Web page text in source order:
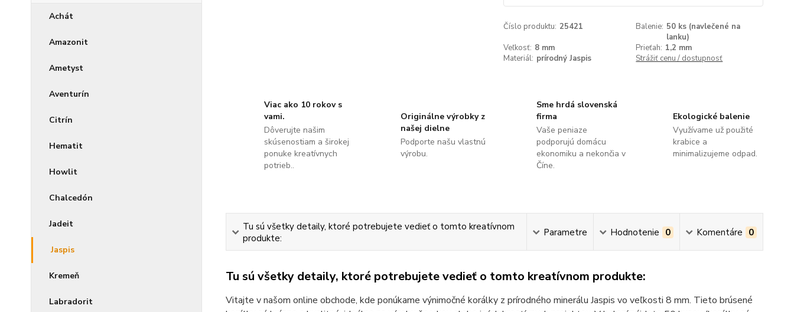
Achát
Amazonit
Ametyst
Aventurín
Citrín
Hematit
Howlit
Chalcedón
Jadeit
Jaspis
Kremeň
Labradorit
Číslo produktu: 25421 Balenie: 50 ks (navlečené na
lanku)
Veľkosť: 8 mm Prieťah: 1,2 mm
Materiál: prírodný Jaspis Strážiť cenu / dostupnosť
Viac ako 10 rokov s
vami.
Dôverujte našim
skúsenostiam a širokej
ponuke kreatívnych
potrieb..
Originálne výrobky z
našej dielne
Podporte našu vlastnú
výrobu.
Sme hrdá slovenská
firma
Vaše peniaze
podporujú domácu
ekonomiku a nekončia v
Číne.
Ekologické balenie
Využívame už použité
krabice a
minimalizujeme odpad.
Tu sú všetky detaily, ktoré potrebujete vedieť o tomto kreatívnom
produkte:
Parametre Hodnotenie 0 Komentáre 0
Tu sú všetky detaily, ktoré potrebujete vedieť o tomto kreatívnom produkte:
Vitajte v našom online obchode, kde ponúkame výnimočné korálky z prírodného minerálu Jaspis vo veľkosti 8 mm. Tieto brúsené